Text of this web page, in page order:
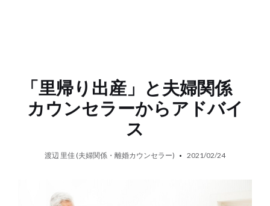
「里帰り出産」と夫婦関係
カウンセラーからアドバイ
ス
渡辺 里佳 (夫婦関係・離婚カウンセラー) 2021/02/24